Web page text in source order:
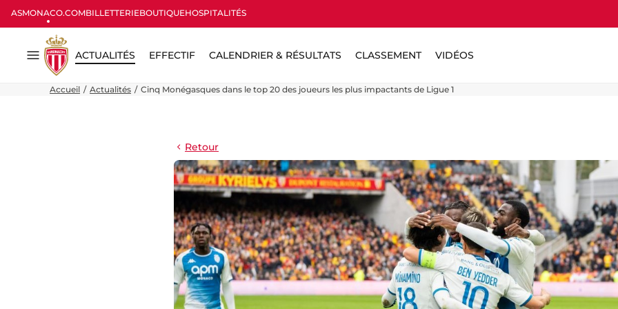
ASMONACO.COMBILLETTERIEBOUTIQUEHOSPITALITÉS
Menu
ACTUALITÉS EFFECTIF CALENDRIER & RÉSULTATS CLASSEMENT VIDÉOS
Accueil Actualités Cinq Monégasques dans le top 20 des joueurs les plus impactants de Ligue 1
Retour